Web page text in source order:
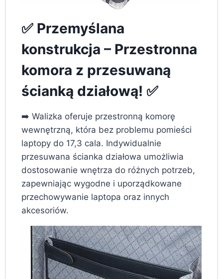
✅ Przemyślana
konstrukcja – Przestronna
komora z przesuwaną
ścianką działową! ✅
➡️ Walizka oferuje przestronną komorę
wewnętrzną, która bez problemu pomieści
laptopy do 17,3 cala. Indywidualnie
przesuwana ścianka działowa umożliwia
dostosowanie wnętrza do różnych potrzeb,
zapewniając wygodne i uporządkowane
przechowywanie laptopa oraz innych
akcesoriów.